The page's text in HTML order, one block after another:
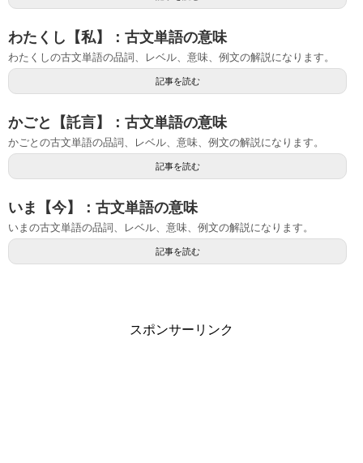
わたくし【私】：古文単語の意味
わたくしの古文単語の品詞、レベル、意味、例文の解説になります。
記事を読む
かごと【託言】：古文単語の意味
かごとの古文単語の品詞、レベル、意味、例文の解説になります。
記事を読む
いま【今】：古文単語の意味
いまの古文単語の品詞、レベル、意味、例文の解説になります。
記事を読む
スポンサーリンク